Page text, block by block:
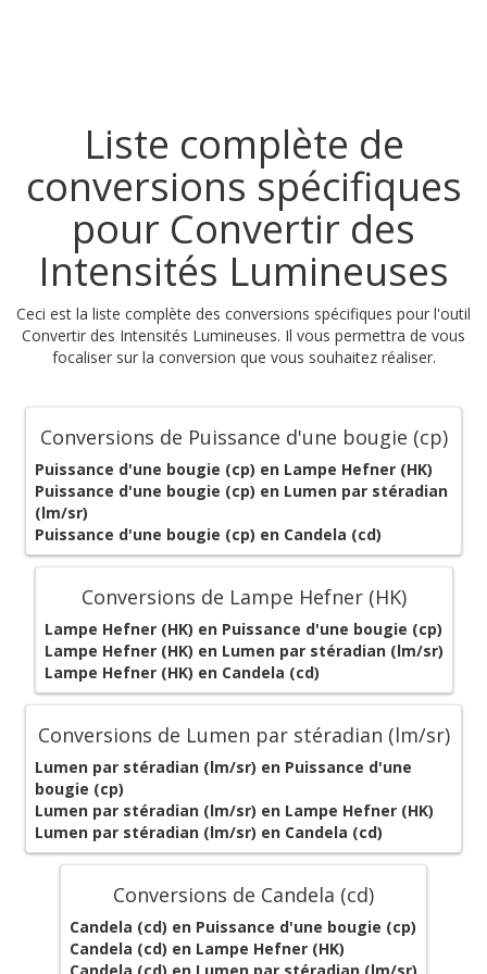
Liste complète de
conversions spécifiques
pour Convertir des
Intensités Lumineuses
Ceci est la liste complète des conversions spécifiques pour l'outil
Convertir des Intensités Lumineuses. Il vous permettra de vous
focaliser sur la conversion que vous souhaitez réaliser.
Conversions de Puissance d'une bougie (cp)
Puissance d'une bougie (cp) en Lampe Hefner (HK)
Puissance d'une bougie (cp) en Lumen par stéradian
(lm/sr)
Puissance d'une bougie (cp) en Candela (cd)
Conversions de Lampe Hefner (HK)
Lampe Hefner (HK) en Puissance d'une bougie (cp)
Lampe Hefner (HK) en Lumen par stéradian (lm/sr)
Lampe Hefner (HK) en Candela (cd)
Conversions de Lumen par stéradian (lm/sr)
Lumen par stéradian (lm/sr) en Puissance d'une
bougie (cp)
Lumen par stéradian (lm/sr) en Lampe Hefner (HK)
Lumen par stéradian (lm/sr) en Candela (cd)
Conversions de Candela (cd)
Candela (cd) en Puissance d'une bougie (cp)
Candela (cd) en Lampe Hefner (HK)